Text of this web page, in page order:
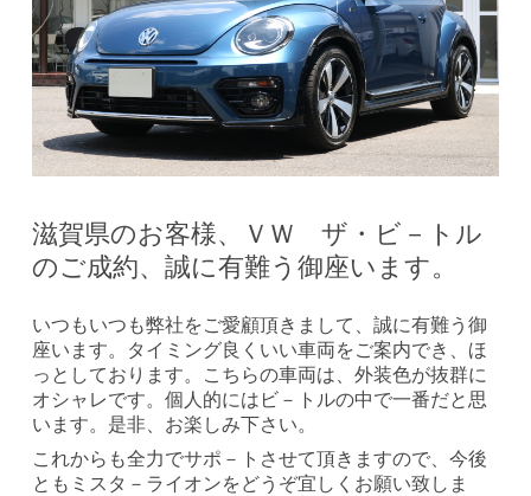
滋賀県のお客様、ＶＷ ザ・ビ－トル
のご成約、誠に有難う御座います。
いつもいつも弊社をご愛顧頂きまして、誠に有難う御
座います。タイミング良くいい車両をご案内でき、ほ
っとしております。こちらの車両は、外装色が抜群に
オシャレです。個人的にはビ－トルの中で一番だと思
います。是非、お楽しみ下さい。
これからも全力でサポ－トさせて頂きますので、今後
ともミスタ－ライオンをどうぞ宜しくお願い致しま